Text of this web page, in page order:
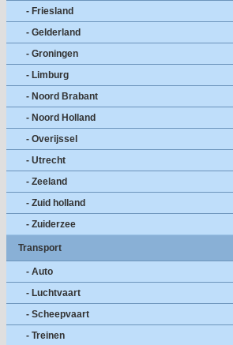
- Friesland
- Gelderland
- Groningen
- Limburg
- Noord Brabant
- Noord Holland
- Overijssel
- Utrecht
- Zeeland
- Zuid holland
- Zuiderzee
Transport
- Auto
- Luchtvaart
- Scheepvaart
- Treinen